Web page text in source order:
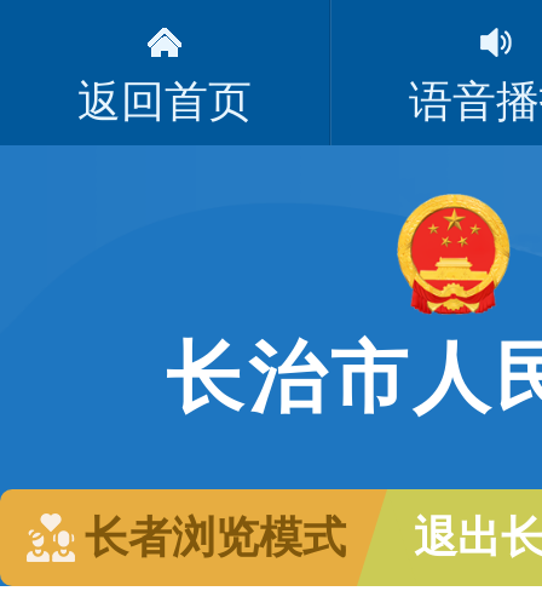
返回首页 语音
长治市人
长者浏览模式 退出